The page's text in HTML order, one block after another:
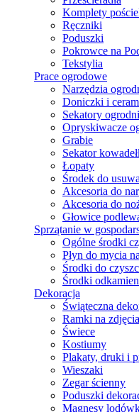
Komplety
Ręczniki
Poduszki
Pokrowce na
Tekstylia
Prace ogrodowe
Narzędzia
Doniczki i
Sekatory
Opryskiwacze
Grabie
Sekator
Łopaty
Środek do
Akcesoria do
Akcesoria do
Głowice
Sprzątanie w
Ogólne środki
Płyn do mycia
Środki do
Środki
Dekoracja
Świąteczna
Ramki na zdjęcia
Świece
Kostiumy
Plakaty, druki i
Wieszaki
Zegar ścienny
Poduszki
Magnesy